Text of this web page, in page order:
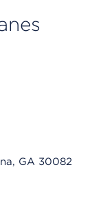
GA 30082
devices